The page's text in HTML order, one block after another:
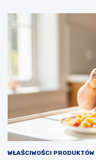
WŁAŚCIWOŚCI PRODUKTÓW